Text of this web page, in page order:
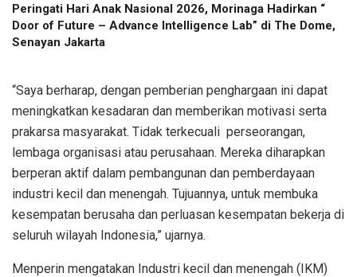
Peringati Hari Anak Nasional 2026, Morinaga Hadirkan “
Door of Future – Advance Intelligence Lab” di The Dome,
Senayan Jakarta
“Saya berharap, dengan pemberian penghargaan ini dapat
meningkatkan kesadaran dan memberikan motivasi serta
prakarsa masyarakat. Tidak terkecuali perseorangan,
lembaga organisasi atau perusahaan. Mereka diharapkan
berperan aktif dalam pembangunan dan pemberdayaan
industri kecil dan menengah. Tujuannya, untuk membuka
kesempatan berusaha dan perluasan kesempatan bekerja di
seluruh wilayah Indonesia,” ujarnya.
Menperin mengatakan Industri kecil dan menengah (IKM)